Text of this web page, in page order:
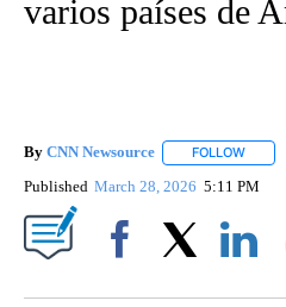
varios países de
By CNN Newsource FOLLOW
Published March 28, 2026 5:11 PM